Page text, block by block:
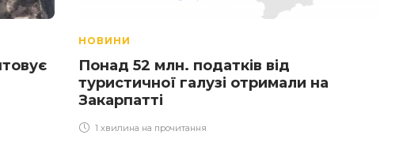
НОВИНИ
Понад 52 млн. податків від
туристичної галузі отримали на
Закарпатті
1 хвилина на прочитання